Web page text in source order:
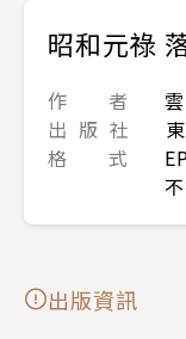
昭和元祿
作 者
出 版 社
格 式
出版資訊